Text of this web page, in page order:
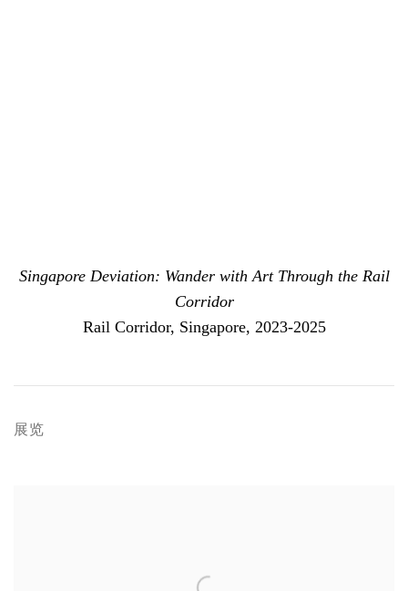
Singapore Deviation: Wander with Art Through the Rail
Corridor
Rail Corridor, Singapore, 2023-2025
展览